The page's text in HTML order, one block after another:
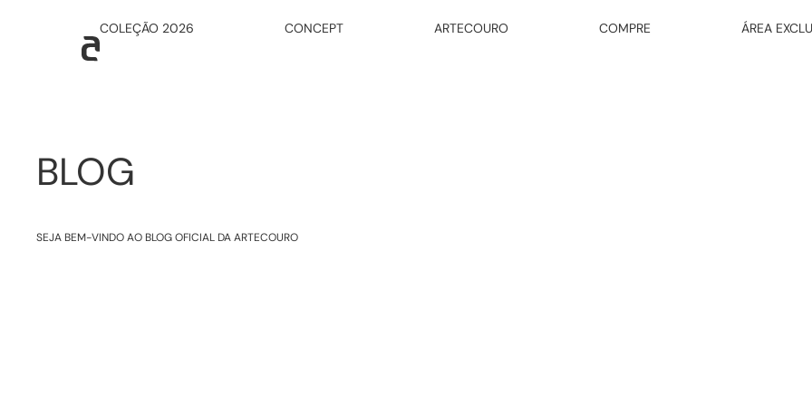
COLEÇÃO 2026 CONCEPT ARTECOURO COMPRE ÁREA
BLOG
SEJA BEM-VINDO AO BLOG OFICIAL DA ARTECOURO